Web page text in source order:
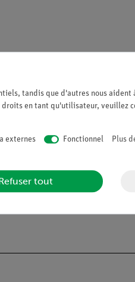
Franz est vérifiée.
la caractéristique courant-
tandis que d'autres nous
droits en tant qu'utilisateur, veuillez
externes Fonctionnel Plus
tout